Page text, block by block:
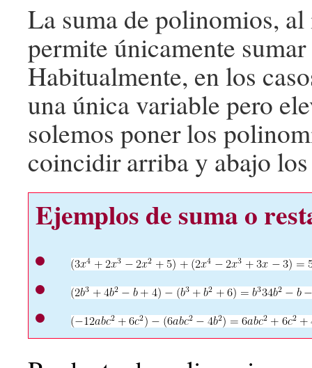
La suma de polinomios,
permite únicamente
Habitualmente, en los
una única variable pero
solemos poner los
coincidir arriba y abajo
Ejemplos de suma o